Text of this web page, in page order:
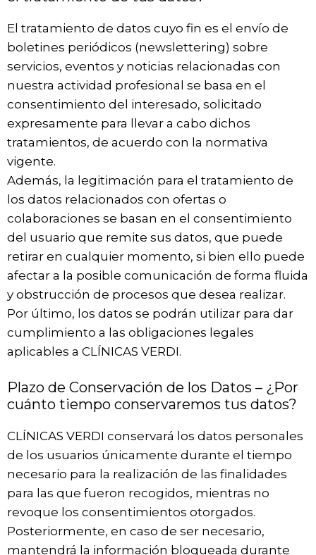
El tratamiento de datos cuyo fin es el envío de
boletines periódicos (newslettering) sobre
servicios, eventos y noticias relacionadas con
nuestra actividad profesional se basa en el
consentimiento del interesado, solicitado
expresamente para llevar a cabo dichos
tratamientos, de acuerdo con la normativa
vigente.
Además, la legitimación para el tratamiento de
los datos relacionados con ofertas o
colaboraciones se basan en el consentimiento
del usuario que remite sus datos, que puede
retirar en cualquier momento, si bien ello puede
afectar a la posible comunicación de forma fluida
y obstrucción de procesos que desea realizar.
Por último, los datos se podrán utilizar para dar
cumplimiento a las obligaciones legales
aplicables a CLÍNICAS VERDI.
Plazo de Conservación de los Datos – ¿Por
cuánto tiempo conservaremos tus datos?
CLÍNICAS VERDI conservará los datos personales
de los usuarios únicamente durante el tiempo
necesario para la realización de las finalidades
para las que fueron recogidos, mientras no
revoque los consentimientos otorgados.
Posteriormente, en caso de ser necesario,
mantendrá la información bloqueada durante